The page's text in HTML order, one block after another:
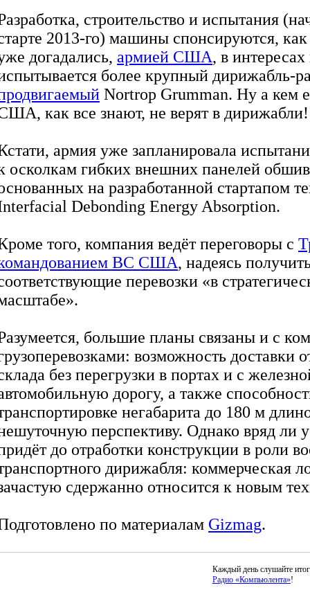
строительство и испытания
2013-го) машины спонсируются,
догадались, армией США, в
более крупный дирижабль-
Nortrop Grumman. Ну а кем
как все знают, не верят в дирижабли!
армия уже запланировала
осколкам гибких внешних панелей
на разработанной стартапом
Debonding Energy Absorption.
того, компания ведёт переговоры с
ВС США, надеясь
перевозки «в
большие планы связаны и с
возможность доставки
без перегрузки в портах и с
дорогу, а также
негабарита до 180 м
перспективу. Однако вряд ли
до отработки конструкции в роли
дирижабля: коммерческая
сдержанно относится к новым
по материалам Gizmag.
Каждый день слушайте
Радио «Компьюлента»!